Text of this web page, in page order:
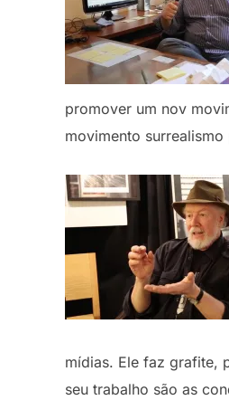
promover um nov
movimento surrealismo
mídias. Ele faz grafite,
seu trabalho são as